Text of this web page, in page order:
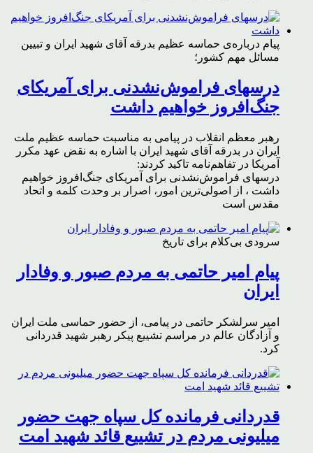
پیام درباره‌ی حماسه عظیم بدرقه آقای شهید ایران و تبیین
مسائل مهم کشور؛
درسهای فراموش‌نشدنی برای آمریکای
جنگ‌افروز خواهیم داشت
رهبر معظم انقلاب در پیامی به مناسبت حماسه عظیم ملت
ایران در بدرقه آقای شهید ایران با اشاره به نقض عهد مکرر
آمریکا در تفاهم‌نامه تاکید کردند:
درسهای فراموش‌نشدنی برای آمریکای جنگ‌افروز خواهیم
داشت ، از اصولی‌ترین امور، اصرار بر وحدت کلمه و اتحاد
مقدس است
سرودی بی‌کلام برای تاریخ
پیام امیر حاتمی به مردم صبور و وفادار
ایران
امیر سرلشکر حاتمی در پیامی، از حضور حماسی ملت ایران
و آزادگان عالم در مراسم تشییع پیکر رهبر شهید قدردانی
کرد.
قدردانی فرمانده کل سپاه جهت حضور
میلیونی مردم در تشییع قائد شهید امت